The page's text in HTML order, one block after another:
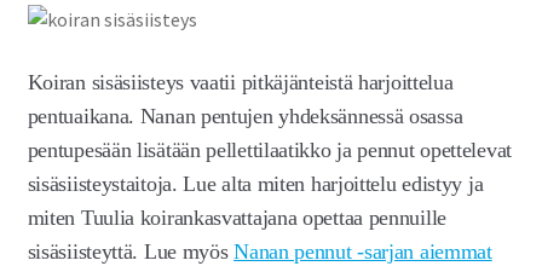
Ominaisuudet
Artikkelit
Hinnoittelu
Meistä
Koiran sisäsiisteys vaatii pitkäjänteistä harjoittelua
pentuaikana. Nanan pentujen yhdeksännessä osassa
pentupesään lisätään pellettilaatikko ja pennut opettelevat
sisäsiisteystaitoja. Lue alta miten harjoittelu edistyy ja
miten Tuulia koirankasvattajana opettaa pennuille
sisäsiisteyttä. Lue myösNanan pennut -sarjan aiemmat